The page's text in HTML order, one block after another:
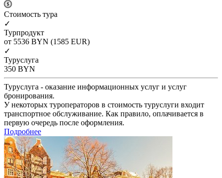
Cтоимость тура
✓
Турпродукт
от 5536 BYN (1585 EUR)
✓
Туруслуга
350 BYN
Туруслуга - оказание информационных услуг и услуг
бронирования.
У некоторых туроператоров в стоимость туруслуги входит
транспортное обслуживание. Как правило, оплачивается в
первую очередь после оформления.
Подробнее